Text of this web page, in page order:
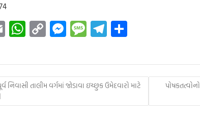
E
m
ail
W
h
at
s
A
p
C
o
p
y
Li
nk
M
es
se
n
g
er
M
es
sa
g
e
Te
le
gr
a
m
ar
e
નિવાસી તાલીમ વર્ગમાં જોડાવા ઇચ્છુક ઉમેદવારો માટે